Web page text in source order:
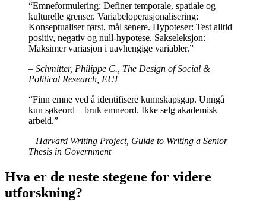
“Emneformulering: Definer temporale, spatiale og
kulturelle grenser. Variabeloperasjonalisering:
Konseptualiser først, mål senere. Hypoteser: Test alltid
positiv, negativ og null-hypotese. Sakseleksjon:
Maksimer variasjon i uavhengige variabler.”
– Schmitter, Philippe C., The Design of Social &
Political Research, EUI
“Finn emne ved å identifisere kunnskapsgap. Unngå
kun søkeord – bruk emneord. Ikke selg akademisk
arbeid.”
– Harvard Writing Project, Guide to Writing a Senior
Thesis in Government
Hva er de neste stegene for videre
utforskning?